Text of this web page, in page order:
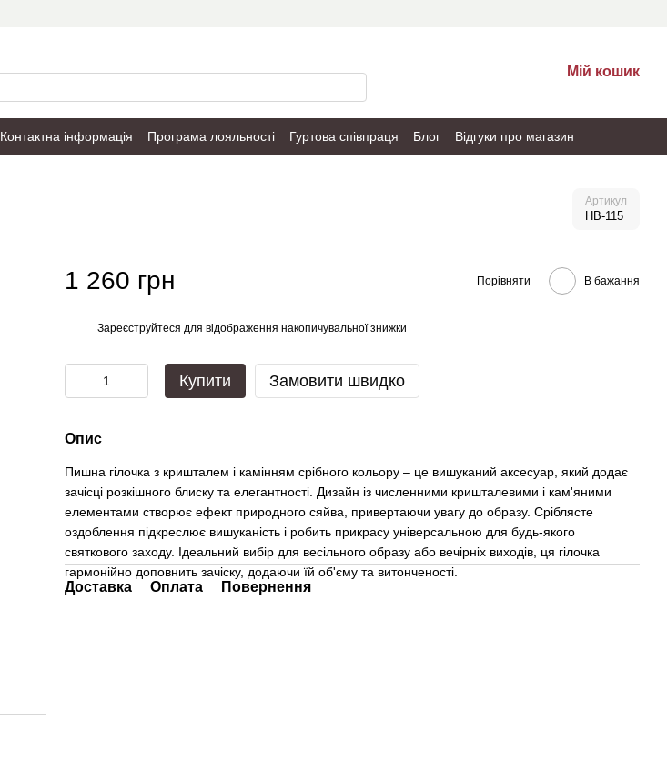
Мій кошик
Контактна інформація Програма лояльності Гуртова співпраця Блог
Відгуки про магазин
Артикул
HB-115
1 260 грн Порівняти В бажання
Зареєструйтеся для відображення накопичувальної знижки
Купити Замовити швидко
Опис
Пишна гілочка з кришталем і камінням срібного кольору – це вишуканий аксесуар, який додає
зачісці розкішного блиску та елегантності. Дизайн із численними кришталевими і кам'яними
елементами створює ефект природного сяйва, привертаючи увагу до образу. Сріблясте
оздоблення підкреслює вишуканість і робить прикрасу універсальною для будь-якого
святкового заходу. Ідеальний вибір для весільного образу або вечірніх виходів, ця гілочка
гармонійно доповнить зачіску, додаючи їй об'єму та витонченості.
Доставка Оплата Повернення